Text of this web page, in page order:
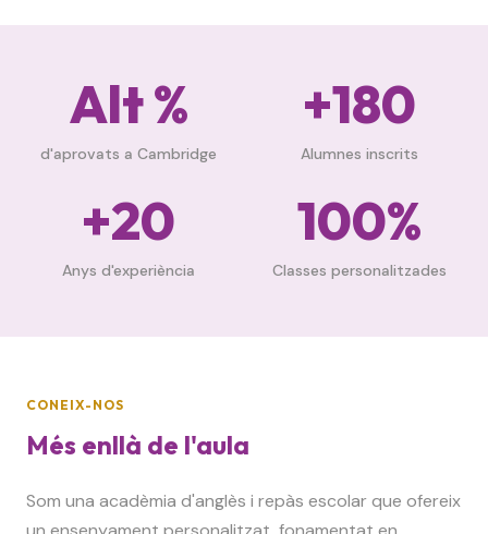
Alt %
d'aprovats a Cambridge
+180
Alumnes inscrits
+20
Anys d'experiència
100%
Classes personalitzades
CONEIX-NOS
Més enllà de l'aula
Som una acadèmia d'anglès i repàs escolar que ofereix